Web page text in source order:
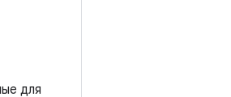
для